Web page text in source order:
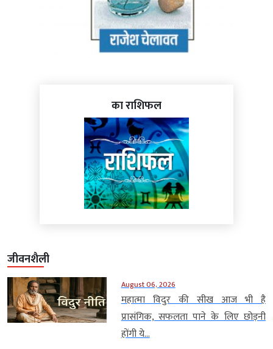
का राशिफल
जीवनशैली
August 06, 2026
महात्मा विदुर की सीख आज भी है
प्रासंगिक, सफलता पाने के लिए छोड़नी
होंगी ये...